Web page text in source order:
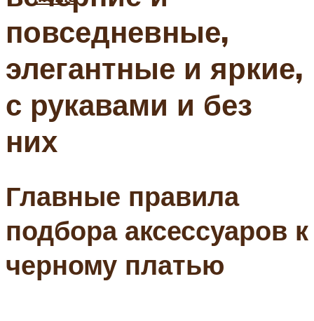
повседневные,
элегантные и яркие,
с рукавами и без
них
Главные правила
подбора аксессуаров к
черному платью